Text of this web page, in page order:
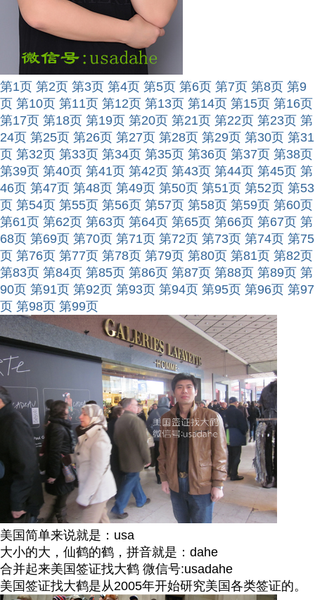
第1页 第2页 第3页 第4页 第5页 第6页 第7页 第8页 第9
页 第10页 第11页 第12页 第13页 第14页 第15页 第16页
第17页 第18页 第19页 第20页 第21页 第22页 第23页 第
24页 第25页 第26页 第27页 第28页 第29页 第30页 第31
页 第32页 第33页 第34页 第35页 第36页 第37页 第38页
第39页 第40页 第41页 第42页 第43页 第44页 第45页 第
46页 第47页 第48页 第49页 第50页 第51页 第52页 第53
页 第54页 第55页 第56页 第57页 第58页 第59页 第60页
第61页 第62页 第63页 第64页 第65页 第66页 第67页 第
68页 第69页 第70页 第71页 第72页 第73页 第74页 第75
页 第76页 第77页 第78页 第79页 第80页 第81页 第82页
第83页 第84页 第85页 第86页 第87页 第88页 第89页 第
90页 第91页 第92页 第93页 第94页 第95页 第96页 第97
页 第98页 第99页
美国简单来说就是：usa
大小的大，仙鹤的鹤，拼音就是：dahe
合并起来美国签证找大鹤 微信号:usadahe
美国签证找大鹤是从2005年开始研究美国各类签证的。